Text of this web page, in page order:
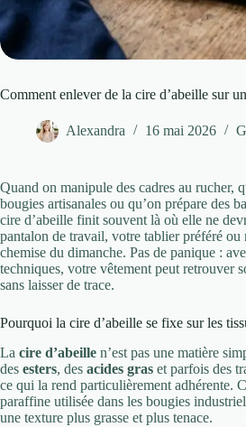
Comment enlever de la cire d’abeille sur
Alexandra 16 mai 2026
Quand on manipule des cadres au rucher,
bougies artisanales ou qu’on prépare des
cire d’abeille finit souvent là où elle ne
pantalon de travail, votre tablier préféré ou
chemise du dimanche. Pas de panique :
techniques, votre vêtement peut retrouver
sans laisser de trace.
Pourquoi la cire d’abeille se fixe sur les
La cire d’abeille n’est pas une matière
des esters, des acides gras et parfois des
ce qui la rend particulièrement adhérente.
paraffine utilisée dans les bougies
une texture plus grasse et plus tenace.